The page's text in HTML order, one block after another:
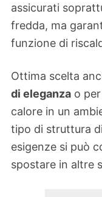
assicurati
fredda, ma
funzione di
Ottima scelta
di eleganza o
calore in un
tipo di struttura
esigenze si può
spostare in altre